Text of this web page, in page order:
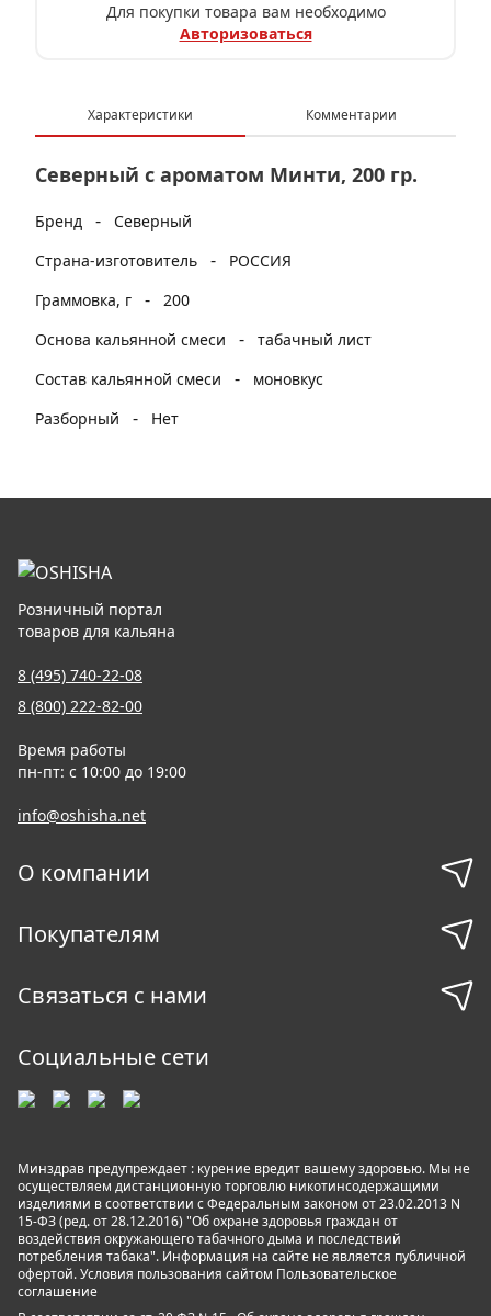
Для покупки товара вам необходимо
Авторизоваться
Характеристики Комментарии
Северный с ароматом Минти, 200 гр.
Бренд -
Северный
Страна-изготовитель
-
РОССИЯ
Граммовка, г
- 200
Основа кальянной смеси
- табачный лист
Состав кальянной смеси
-
моновкус
Разборный
- Нет
Розничный портал
товаров для кальяна
8 (495) 740-22-08
8 (800) 222-82-00
Время работы
пн-пт: с 10:00 до 19:00
info@oshisha.net
О компании
Покупателям
Связаться с нами
Социальные сети
Минздрав предупреждает : курение вредит вашему здоровью. Мы не
осуществляем дистанционную торговлю никотинсодержащими
изделиями в соответствии с Федеральным законом от 23.02.2013 N
15-ФЗ (ред. от 28.12.2016) "Об охране здоровья граждан от
воздействия окружающего табачного дыма и последствий
потребления табака". Информация на сайте не является публичной
офертой. Условия пользования сайтом Пользовательское
соглашение